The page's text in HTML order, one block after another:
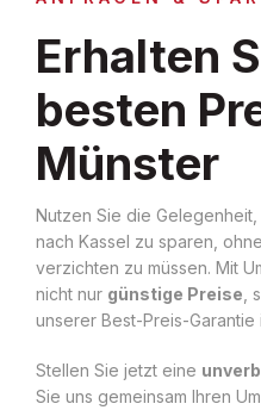
Erhalten
besten
Münster
Nutzen Sie die
nach Kassel zu sparen,
verzichten zu müssen. Mit
nicht nur günstige Preise ,
unserer Best-Preis-Garantie
Stellen Sie jetzt eine
Sie uns gemeinsam Ihren